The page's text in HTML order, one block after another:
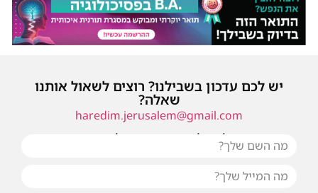
יש לכם עדכון בשבילנו? רוצים לשאול אותנו
שאלה?
haredim.jerusalem@gmail.com
או שילחו אלינו פנייה ונחזור אליכם בהקדם